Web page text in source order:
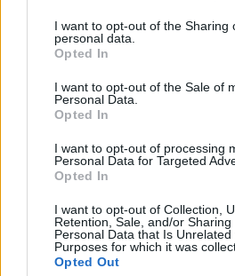
I want to opt-out of the Sharing
personal data.
Opted In
I want to opt-out of the Sale of
Personal Data.
Opted In
I want to opt-out of processing
Personal Data for Targeted
Opted In
I want to opt-out of Collection,
Retention, Sale, and/or Sharing
Personal Data that Is Unrelated
Purposes for which it was
Opted Out
GAZDASÁG
Menekülniük kellett a
európai tónál: hatalmas
hegyekben